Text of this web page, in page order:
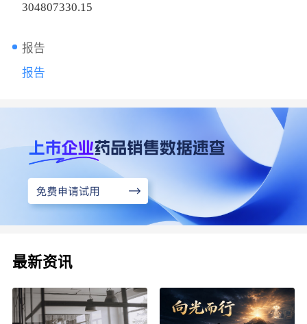
304807330.15
报告
报告
最新资讯